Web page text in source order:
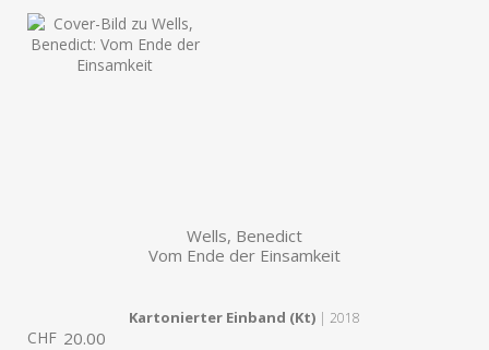
Wells, Benedict
Vom Ende der Einsamkeit
Kartonierter Einband (Kt) | 2018
CHF 20.00